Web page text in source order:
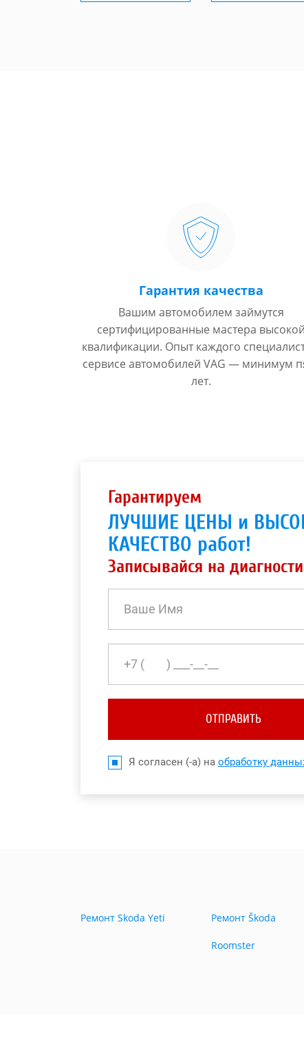
Гарантия качества
Вашим автомобилем займутся
сертифицированные мастера высокой
квалификации. Опыт каждого
сервисе автомобилей VAG — минимум
лет.
Гарантируем
ЛУЧШИЕ ЦЕНЫ и
КАЧЕСТВО работ!
Записывайся на
ОТПРАВИТЬ
Я согласен (-а) на обработку
Ремонт Skoda Yeti Ремонт Škoda
Roomster